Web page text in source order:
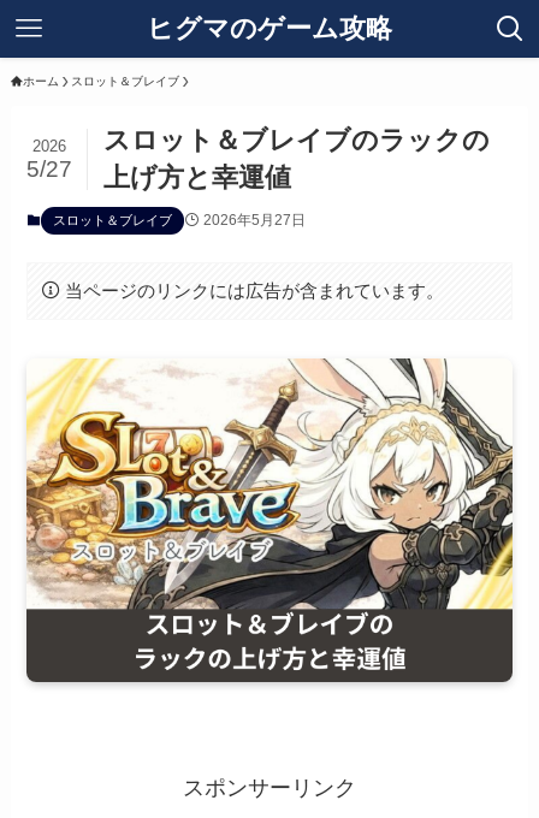
ヒグマのゲーム攻略
ホーム スロット＆ブレイブ
スロット＆ブレイブのラックの
上げ方と幸運値
2026
5/27
スロット＆ブレイブ 2026年5月27日
当ページのリンクには広告が含まれています。
スポンサーリンク